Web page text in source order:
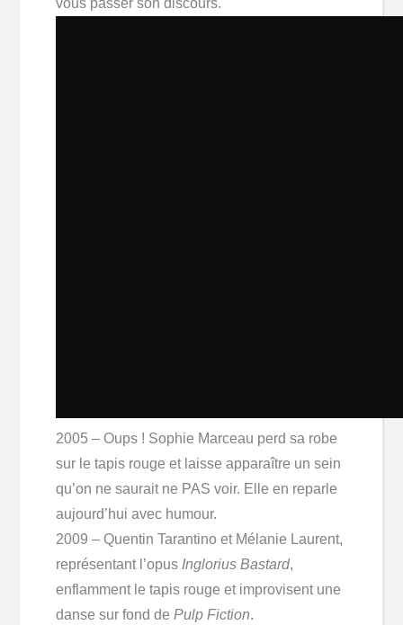
vous passer son discours.
2005 – Oups ! Sophie Marceau perd sa robe
sur le tapis rouge et laisse apparaître un sein
qu’on ne saurait ne PAS voir. Elle en reparle
aujourd’hui avec humour.
2009 – Quentin Tarantino et Mélanie Laurent,
représentant l’opus Inglorius Bastard,
enflamment le tapis rouge et improvisent une
danse sur fond dePulp Fiction.